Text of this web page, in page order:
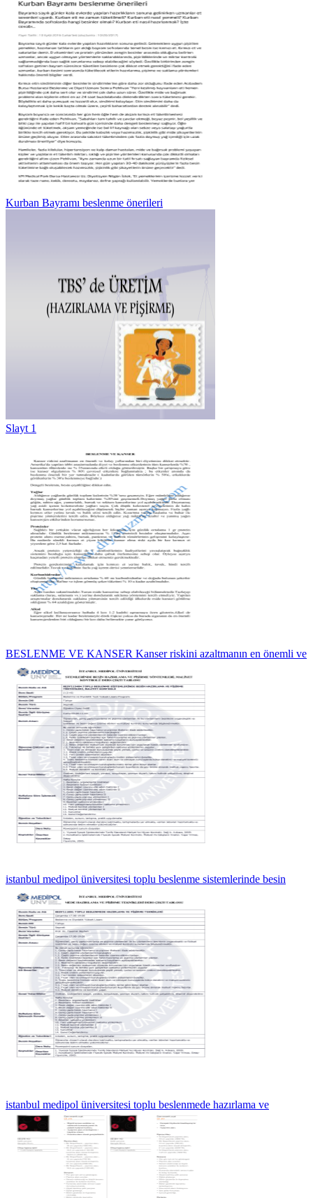
Kurban Bayramı beslenme önerileri
Slayt 1
BESLENME VE KANSER Kanser riskini azaltmanın en önemli ve
istanbul medipol üniversitesi toplu beslenme sistemlerinde besin
istanbul medipol üniversitesi toplu beslenmede hazırlama ve